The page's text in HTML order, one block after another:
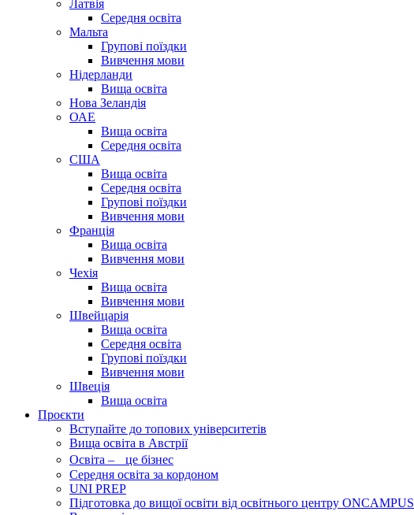
Латвія
Середня освіта
Мальта
Групові поїздки
Вивчення мови
Нідерланди
Вища освіта
Нова Зеландія
ОАЕ
Вища освіта
Середня освіта
США
Вища освіта
Середня освіта
Групові поїздки
Вивчення мови
Франція
Вища освіта
Вивчення мови
Чехія
Вища освіта
Вивчення мови
Швейцарія
Вища освіта
Середня освіта
Групові поїздки
Вивчення мови
Швеція
Вища освіта
Проєкти
Вступайте до топових університетів
Вища освіта в Австрії
Освіта – це бізнес
Середня освіта за кордоном
UNI PREP
Підготовка до вищої освіти від освітнього центру ONCAMPUS